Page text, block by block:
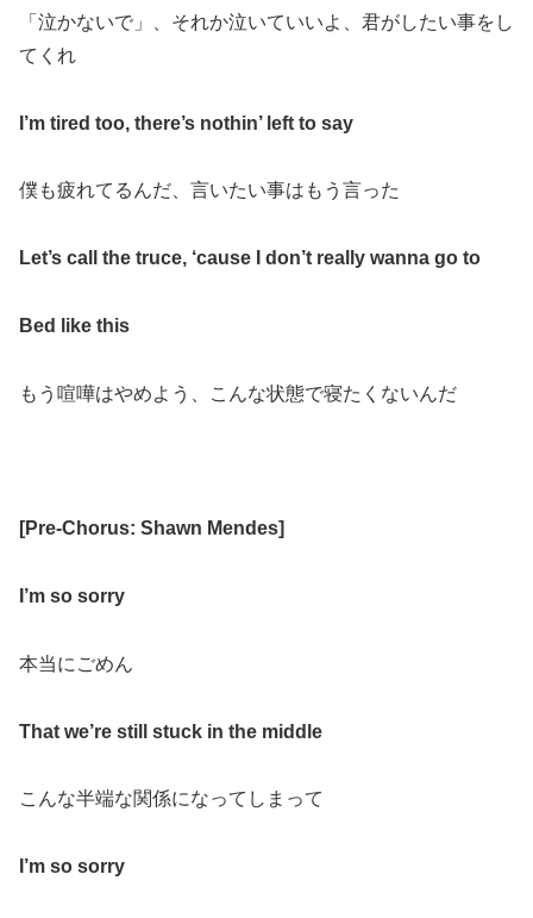
「泣かないで」、それか泣いていいよ、君がしたい事をし
てくれ
I’m tired too, there’s nothin’ left to say
僕も疲れてるんだ、言いたい事はもう言った
Let’s call the truce, ‘cause I don’t really wanna go to
Bed like this
もう喧嘩はやめよう、こんな状態で寝たくないんだ
[Pre-Chorus: Shawn Mendes]
I’m so sorry
本当にごめん
That we’re still stuck in the middle
こんな半端な関係になってしまって
I’m so sorry